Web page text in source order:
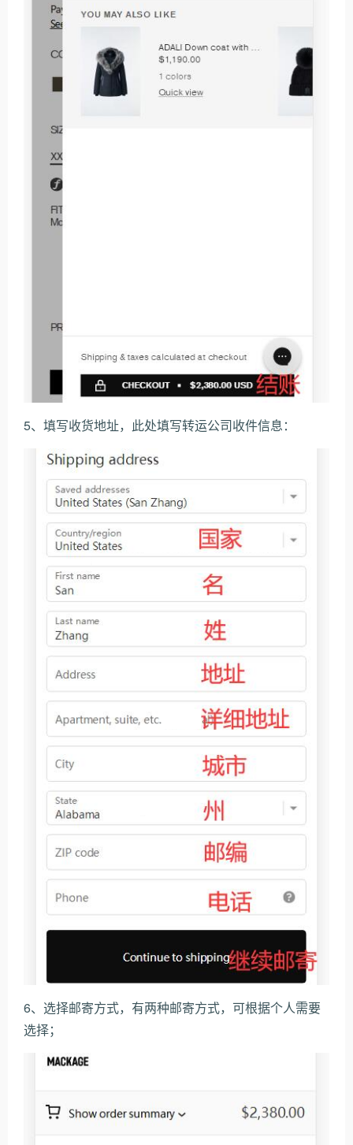
5、填写收货地址，此处填写转运公司收件信息：
6、选择邮寄方式，有两种邮寄方式，可根据个人需要
选择；